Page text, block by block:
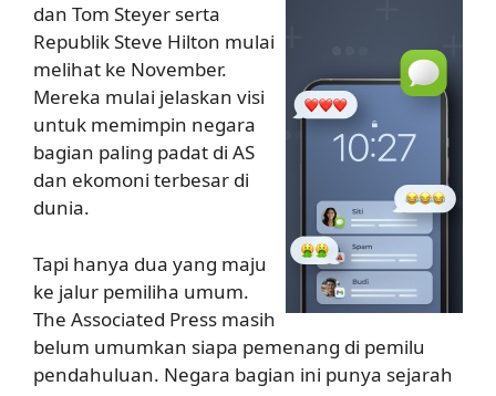
dan Tom Steyer serta
Republik Steve Hilton mulai
melihat ke November.
Mereka mulai jelaskan visi
untuk memimpin negara
bagian paling padat di AS
dan ekomoni terbesar di
dunia.
Tapi hanya dua yang maju
ke jalur pemiliha umum.
The Associated Press masih
belum umumkan siapa pemenang di pemilu
pendahuluan. Negara bagian ini punya sejarah